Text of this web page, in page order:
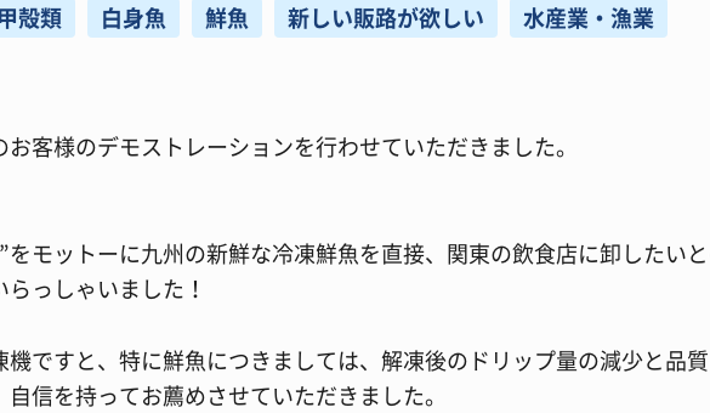
甲殻類 白身魚 鮮魚 新しい販路が欲しい
水産業・漁業
客様のデモストレーションを行わせていただきました。
をモットーに九州の新鮮な冷凍鮮魚を直接、関東の飲食店に卸したい
っしゃいました！
機ですと、特に鮮魚につきましては、解凍後のドリップ量の減少と品
信を持ってお薦めさせていただきました。